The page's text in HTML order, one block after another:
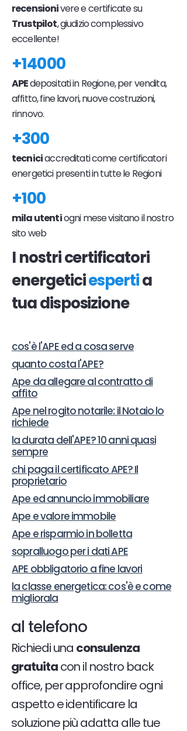
recensionivere e certificate su
Trustpilot, giudizio complessivo
eccellente!
+14000
APEdepositati in Regione, per vendita,
affitto, fine lavori, nuove costruzioni,
rinnovo.
+300
tecniciaccreditati come certificatori
energetici presenti in tutte le Regioni
+100
mila utentiogni mese visitano il nostro
sito web
I nostri certificatori
energeticiespertia
tua disposizione
cos'è l'APE ed a cosa serve
quanto costa l'APE?
Ape da allegare al contratto di
affito
Ape nel rogito notarile: il Notaio lo
richiede
la durata dell'APE? 10 anni quasi
sempre
chi paga il certificato APE? Il
proprietario
Ape ed annuncio immobiliare
Ape e valore immobile
Ape e risparmio in bolletta
sopralluogo per i dati APE
APE obbligatorio a fine lavori
la classe energetica: cos'è e come
migliorala
al telefono
Richiedi una consulenza
gratuitacon il nostro back
office, per approfondire ogni
aspetto e identificare la
soluzione più adatta alle tue